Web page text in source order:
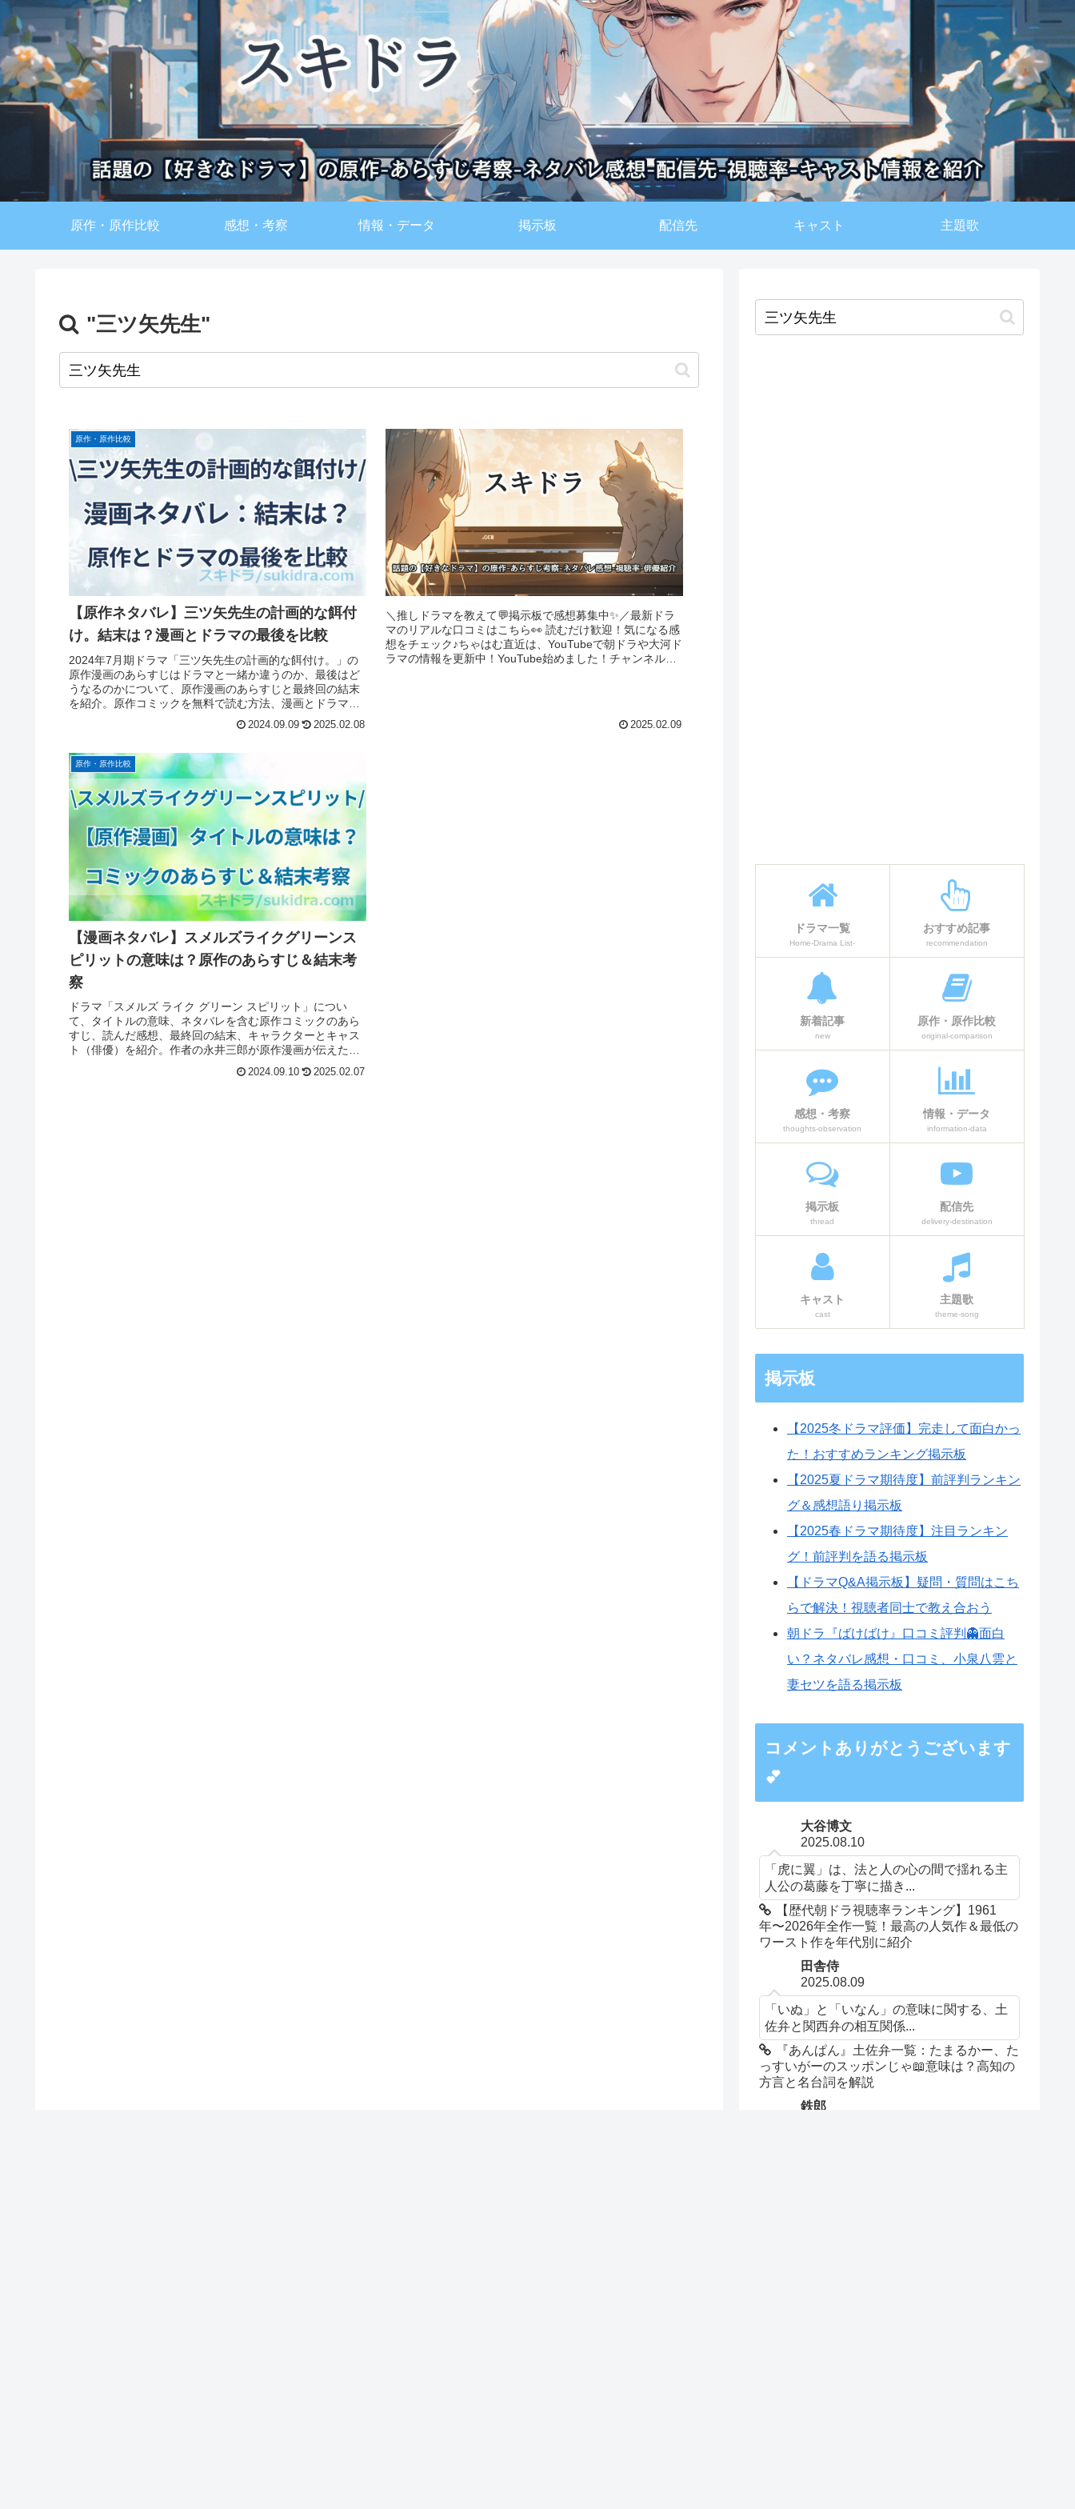
原作・原作比較 感想・考察 情報・データ 掲示板 配信先 キャスト 主題歌
"三ツ矢先生"
原作・原作比較
【原作ネタバレ】三ツ矢先生の計画的な餌付
け。結末は？漫画とドラマの最後を比較
2024年7月期ドラマ「三ツ矢先生の計画的な餌付け。」の
原作漫画のあらすじはドラマと一緒か違うのか、最後はど
うなるのかについて、原作漫画のあらすじと最終回の結末
を紹介。原作コミックを無料で読む方法、漫画とドラマの
配信先についてもまとめています。
2024.09.09 2025.02.08
＼推しドラマを教えて💬掲示板で感想募集中✨／最新ドラ
マのリアルな口コミはこちら👀 読むだけ歓迎！気になる感
想をチェック♪ちゃはむ直近は、YouTubeで朝ドラや大河ド
ラマの情報を更新中！YouTube始めました！チャンネル登
2025.02.09
原作・原作比較
【漫画ネタバレ】スメルズライクグリーンス
ピリットの意味は？原作のあらすじ＆結末考
察
ドラマ「スメルズ ライク グリーン スピリット」につい
て、タイトルの意味、ネタバレを含む原作コミックのあら
すじ、読んだ感想、最終回の結末、キャラクターとキャス
ト（俳優）を紹介。作者の永井三郎が原作漫画が伝えたい
2024.09.10 2025.02.07
ドラマ一覧
Home-Drama List-
おすすめ記事
recommendation
新着記事
new
原作・原作比較
original-comparison
感想・考察
thoughts-observation
情報・データ
information-data
掲示板
thread
配信先
delivery-destination
キャスト
cast
主題歌
theme-song
掲示板
【2025冬ドラマ評価】完走して面白かっ
た！おすすめランキング掲示板
【2025夏ドラマ期待度】前評判ランキン
グ＆感想語り掲示板
【2025春ドラマ期待度】注目ランキン
グ！前評判を語る掲示板
【ドラマQ&A掲示板】疑問・質問はこち
らで解決！視聴者同士で教え合おう
朝ドラ『ばけばけ』口コミ評判👻面白
い？ネタバレ感想・口コミ、小泉八雲と
妻セツを語る掲示板
コメントありがとうございます
💕
大谷博文
2025.08.10
「虎に翼」は、法と人の心の間で揺れる主
人公の葛藤を丁寧に描き...
【歴代朝ドラ視聴率ランキング】1961
年〜2026年全作一覧！最高の人気作＆最低の
ワースト作を年代別に紹介
田舎侍
2025.08.09
「いぬ」と「いなん」の意味に関する、土
佐弁と関西弁の相互関係...
『あんぱん』土佐弁一覧：たまるかー、た
っすいがーのスッポンじゃ📖意味は？高知の
方言と名台詞を解説
鉄郎